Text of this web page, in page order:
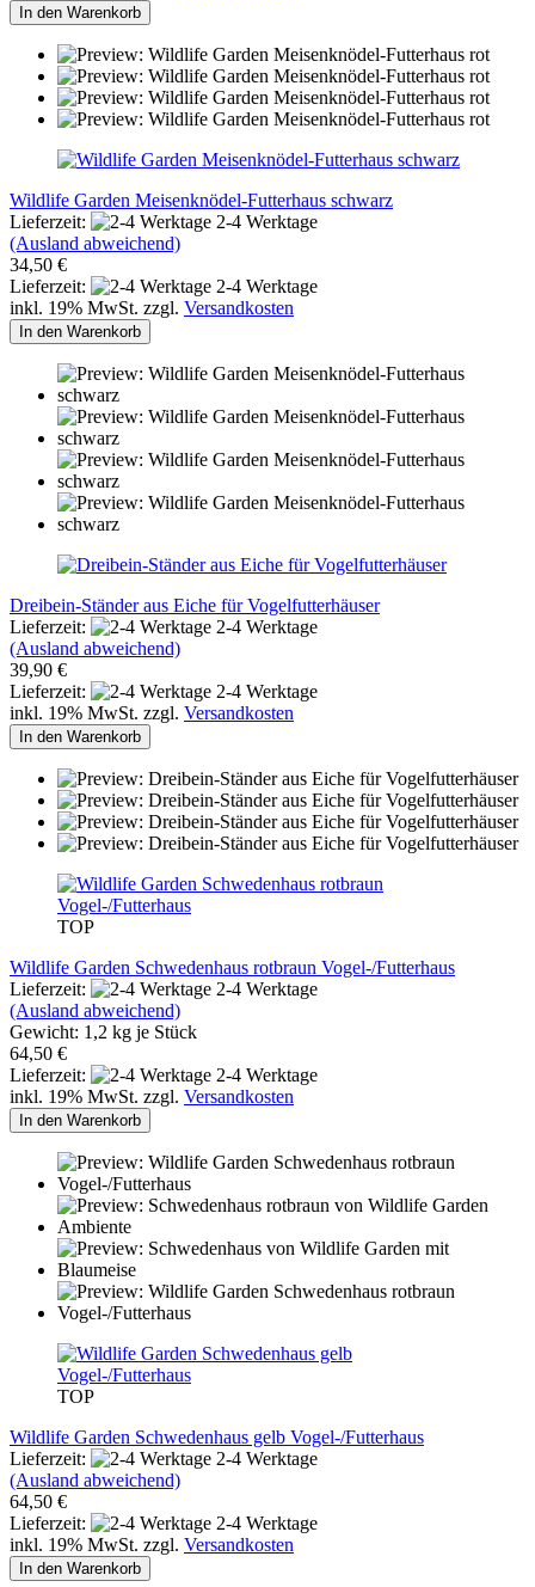
In den Warenkorb
Wildlife Garden Meisenknödel-Futterhaus schwarz
Lieferzeit:
2-4 Werktage
(Ausland abweichend)
34,50 €
Lieferzeit:
2-4 Werktage
inkl. 19% MwSt. zzgl. Versandkosten
In den Warenkorb
Dreibein-Ständer aus Eiche für Vogelfutterhäuser
Lieferzeit:
2-4 Werktage
(Ausland abweichend)
39,90 €
Lieferzeit:
2-4 Werktage
inkl. 19% MwSt. zzgl. Versandkosten
In den Warenkorb
TOP
Wildlife Garden Schwedenhaus rotbraun Vogel-/Futterhaus
Lieferzeit:
2-4 Werktage
(Ausland abweichend)
Gewicht: 1,2 kg je Stück
64,50 €
Lieferzeit:
2-4 Werktage
inkl. 19% MwSt. zzgl. Versandkosten
In den Warenkorb
TOP
Wildlife Garden Schwedenhaus gelb Vogel-/Futterhaus
Lieferzeit:
2-4 Werktage
(Ausland abweichend)
64,50 €
Lieferzeit:
2-4 Werktage
inkl. 19% MwSt. zzgl. Versandkosten
In den Warenkorb